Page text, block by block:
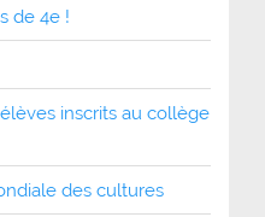
de 4e !
inscrits au collège
des cultures